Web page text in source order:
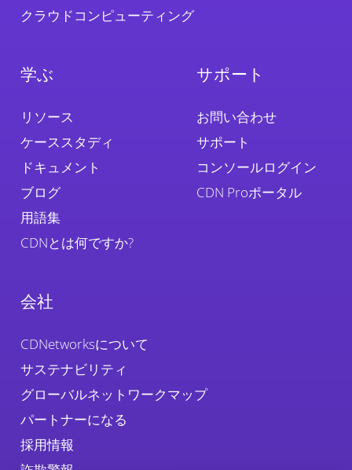
クラウドコンピューティング
学ぶ
リソース
ケーススタディ
ドキュメント
ブログ
用語集
CDNとは何ですか?
サポート
お問い合わせ
サポート
コンソールログイン
CDN Proポータル
会社
CDNetworksについて
サステナビリティ
グローバルネットワークマップ
パートナーになる
採用情報